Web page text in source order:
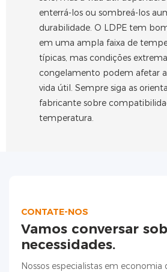
enterrá-los ou sombreá-los
durabilidade. O LDPE tem
em uma ampla faixa de
típicas, mas condições
congelamento podem afetar
vida útil. Sempre siga as
fabricante sobre
temperatura.
CONTATE-NOS
Vamos conversar
necessidades.
Nossos especialistas em economia